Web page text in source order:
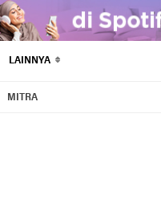
LAINNYA
MITRA